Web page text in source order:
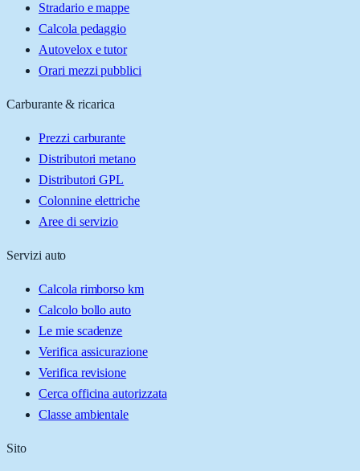
Stradario e mappe
Calcola pedaggio
Autovelox e tutor
Orari mezzi pubblici
Carburante & ricarica
Prezzi carburante
Distributori metano
Distributori GPL
Colonnine elettriche
Aree di servizio
Servizi auto
Calcola rimborso km
Calcolo bollo auto
Le mie scadenze
Verifica assicurazione
Verifica revisione
Cerca officina autorizzata
Classe ambientale
Sito